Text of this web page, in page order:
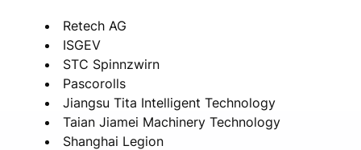
Retech AG
ISGEV
STC Spinnzwirn
Pascorolls
Jiangsu Tita Intelligent Technology
Taian Jiamei Machinery Technology
Shanghai Legion